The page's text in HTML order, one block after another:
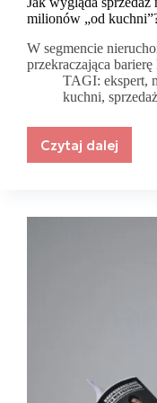
milionów „od
W segmencie
przekraczająca
TAGI: ekspert,
kuchni, sprzedaż
Czytaj dalej
Jak
za